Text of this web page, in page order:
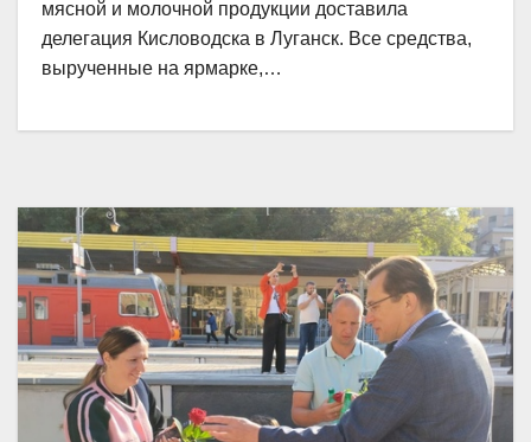
мясной и молочной продукции доставила
делегация Кисловодска в Луганск. Все средства,
вырученные на ярмарке,…